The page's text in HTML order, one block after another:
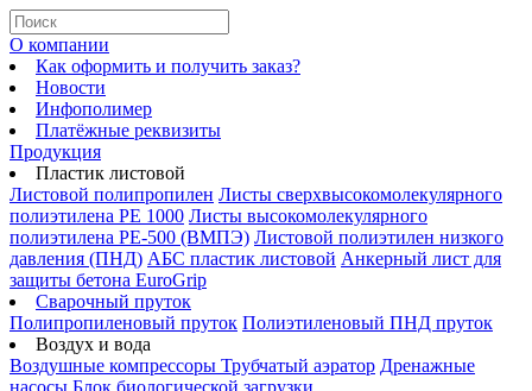
О компании
Как оформить и получить заказ?
Новости
Инфополимер
Платёжные реквизиты
Продукция
Пластик листовой
Листовой полипропилен Листы сверхвысокомолекулярного
полиэтилена PE 1000 Листы высокомолекулярного
полиэтилена РЕ-500 (ВМПЭ) Листовой полиэтилен низкого
давления (ПНД) АБС пластик листовой Анкерный лист для
защиты бетона EuroGrip
Сварочный пруток
Полипропиленовый пруток Полиэтиленовый ПНД пруток
Воздух и вода
Воздушные компрессоры Трубчатый аэратор Дренажные
насосы Блок биологической загрузки